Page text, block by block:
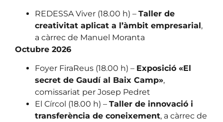
REDESSA Viver (18.00 h) – Taller de
creativitat aplicat a l’àmbit empresarial,
a càrrec de Manuel Moranta
Octubre 2026
Foyer FiraReus (18.00 h) – Exposició «El
secret de Gaudí al Baix Camp»,
comissariat per Josep Pedret
El Círcol (18.00 h) – Taller de innovació i
transferència de coneixement, a càrrec de